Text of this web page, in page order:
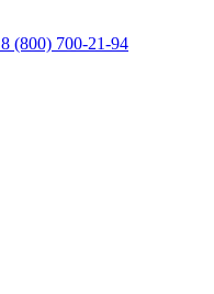
8 (800) 700-21-94